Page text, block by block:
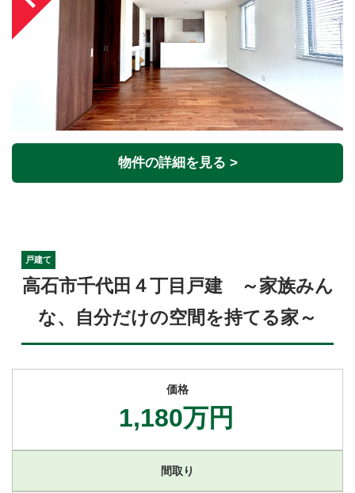
物件の詳細を見る >
戸建て
高石市千代田４丁目戸建 ～家族みん
な、自分だけの空間を持てる家～
価格
1,180万円
間取り